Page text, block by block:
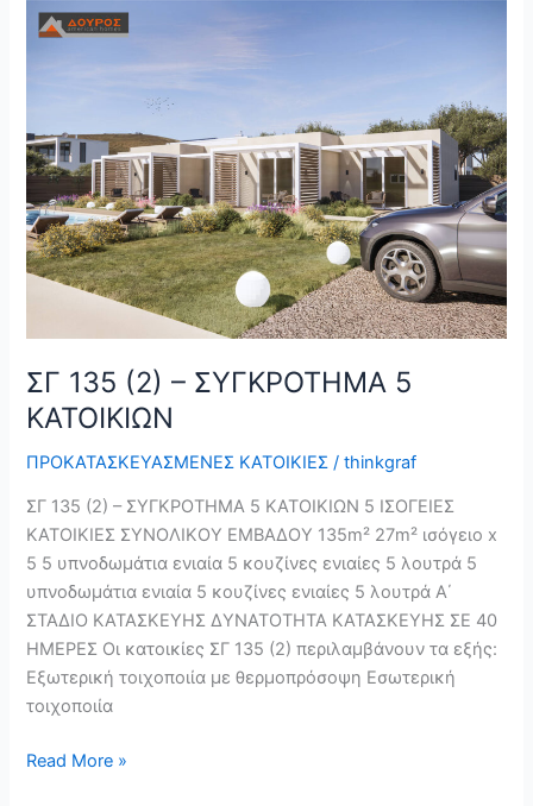
ΣΓ 135 (2) – ΣΥΓΚΡΟΤΗΜΑ 5
ΚΑΤΟΙΚΙΩΝ
ΠΡΟΚΑΤΑΣΚΕΥΑΣΜΕΝΕΣ ΚΑΤΟΙΚΙΕΣ /thinkgraf
ΣΓ 135 (2) – ΣΥΓΚΡΟΤΗΜΑ 5 ΚΑΤΟΙΚΙΩΝ 5 ΙΣΟΓΕΙΕΣ
ΚΑΤΟΙΚΙΕΣ ΣΥΝΟΛΙΚΟΥ ΕΜΒΑΔΟΥ 135m² 27m² ισόγειο x
5 5 υπνοδωμάτια ενιαία 5 κουζίνες ενιαίες 5 λουτρά 5
υπνοδωμάτια ενιαία 5 κουζίνες ενιαίες 5 λουτρά Α΄
ΣΤΑΔΙΟ ΚΑΤΑΣΚΕΥΗΣ ΔΥΝΑΤΟΤΗΤΑ ΚΑΤΑΣΚΕΥΗΣ ΣΕ 40
ΗΜΕΡΕΣ Οι κατοικίες ΣΓ 135 (2) περιλαμβάνουν τα εξής:
Εξωτερική τοιχοποιία με θερμοπρόσοψη Εσωτερική
τοιχοποιία
ΣΓ
135
ΣΥΓΚΡΟΤΗΜΑ
5
ΚΑΤΟΙΚΙΩΝ
Read More »